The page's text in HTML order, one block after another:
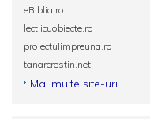
eBiblia.ro
lectiicuobiecte.ro
proiectulimpreuna.ro
tanarcrestin.net
Mai multe site-uri